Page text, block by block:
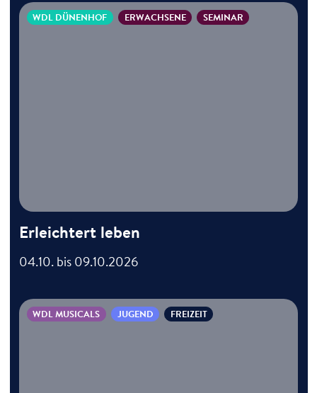
WDL DÜNENHOF ERWACHSENE SEMINAR
Erleichtert leben
04.10. bis 09.10.2026
WDL MUSICALS JUGEND FREIZEIT